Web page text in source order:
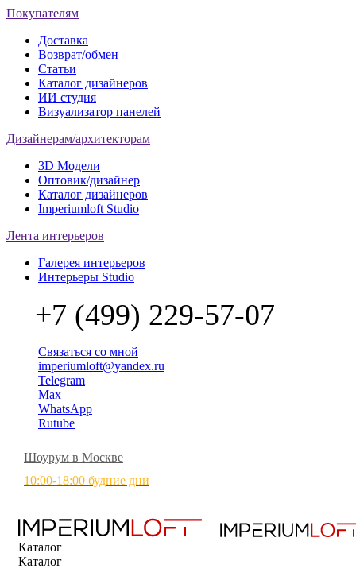
Покупателям
Доставка
Возврат/обмен
Статьи
Каталог дизайнеров
ИИ студия
Визуализатор панелей
Дизайнерам/архитекторам
3D Модели
Оптовик/дизайнер
Каталог дизайнеров
Imperiumloft Studio
Лента интерьеров
Галерея интерьеров
Интерьеры Studio
+7 (499) 229-57-07
Связаться со мной
imperiumloft@yandex.ru
Telegram
Max
WhatsApp
Rutube
Шоурум в Москве
10:00-18:00 будние дни
Каталог
Каталог